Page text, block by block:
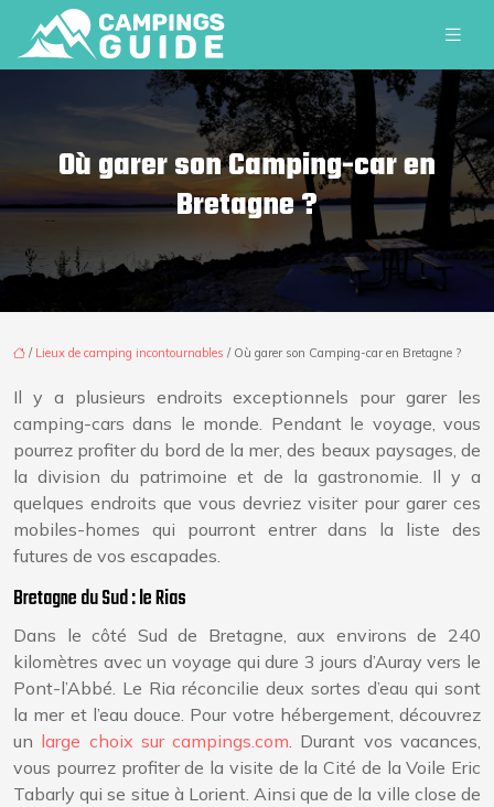
Où garer son Camping-car en
Bretagne ?
/ Lieux de camping incontournables / Où garer son Camping-car en Bretagne ?
Il y a plusieurs endroits exceptionnels pour garer les
camping-cars dans le monde. Pendant le voyage, vous
pourrez profiter du bord de la mer, des beaux paysages, de
la division du patrimoine et de la gastronomie. Il y a
quelques endroits que vous devriez visiter pour garer ces
mobiles-homes qui pourront entrer dans la liste des
futures de vos escapades.
Bretagne du Sud : le Rias
Dans le côté Sud de Bretagne, aux environs de 240
kilomètres avec un voyage qui dure 3 jours d’Auray vers le
Pont-l’Abbé. Le Ria réconcilie deux sortes d’eau qui sont
la mer et l’eau douce. Pour votre hébergement, découvrez
un large choix sur campings.com. Durant vos vacances,
vous pourrez profiter de la visite de la Cité de la Voile Eric
Tabarly qui se situe à Lorient. Ainsi que de la ville close de